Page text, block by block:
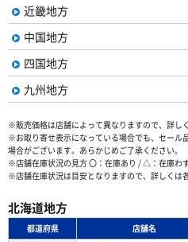
近畿地方
中国地方
四国地方
九州地方
※販売価格は店舗によって異なりますので、詳し
※お取り寄せ表示になっている場合でも、セール
場合がございます。あらかじめご了承ください。
※店舗在庫状況の見方 〇：在庫あり / △：在庫わ
※店舗在庫状況は目安となりますので、詳しくは
北海道地方
都道府県 店舗名